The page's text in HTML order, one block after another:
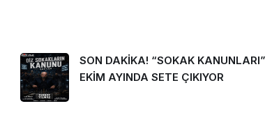
SON DAKİKA! “SOKAK KANUNLARI”
EKİM AYINDA SETE ÇIKIYOR